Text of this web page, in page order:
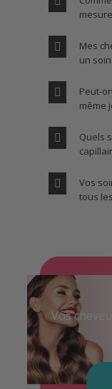
Mes
un soin
Peut-
même
Quels
Vos
tous
Vos